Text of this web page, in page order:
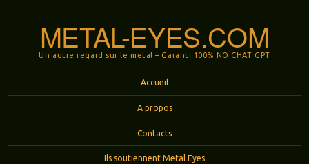
METAL-EYES.COM
Un autre regard sur le metal – Garanti 100% NO CHAT GPT
Accueil
A propos
Contacts
Ils soutiennent Metal Eyes